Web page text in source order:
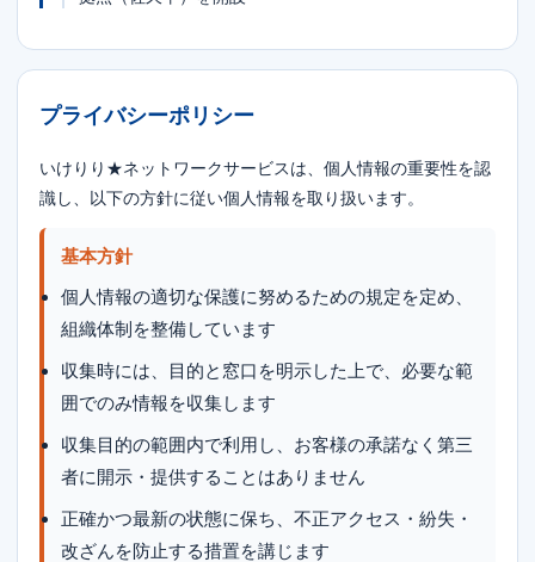
プライバシーポリシー
いけりり★ネットワークサービスは、個人情報の重要性を認
識し、以下の方針に従い個人情報を取り扱います。
基本方針
個人情報の適切な保護に努めるための規定を定め、
組織体制を整備しています
収集時には、目的と窓口を明示した上で、必要な範
囲でのみ情報を収集します
収集目的の範囲内で利用し、お客様の承諾なく第三
者に開示・提供することはありません
正確かつ最新の状態に保ち、不正アクセス・紛失・
改ざんを防止する措置を講じます